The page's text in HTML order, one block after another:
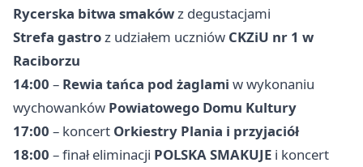
Rycerska bitwa smakówz degustacjami
Strefa gastroz udziałem uczniów CKZiU nr 1 w
Raciborzu
14:00 – Rewia tańca pod żaglami w wykonaniu
wychowanków Powiatowego Domu Kultury
17:00 – koncert Orkiestry Plania i przyjaciół
18:00 – finał eliminacji POLSKA SMAKUJE i koncert